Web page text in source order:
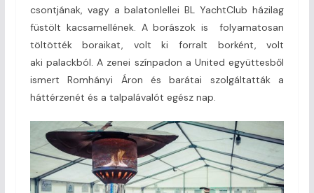
csontjának, vagy a balatonlellei BL YachtClub házilag
füstölt kacsamellének. A borászok is folyamatosan
töltötték boraikat, volt ki forralt borként, volt
aki palackból. A zenei színpadon a United együttesből
ismert Romhányi Áron és barátai szolgáltatták a
háttérzenét és a talpalávalót egész nap.